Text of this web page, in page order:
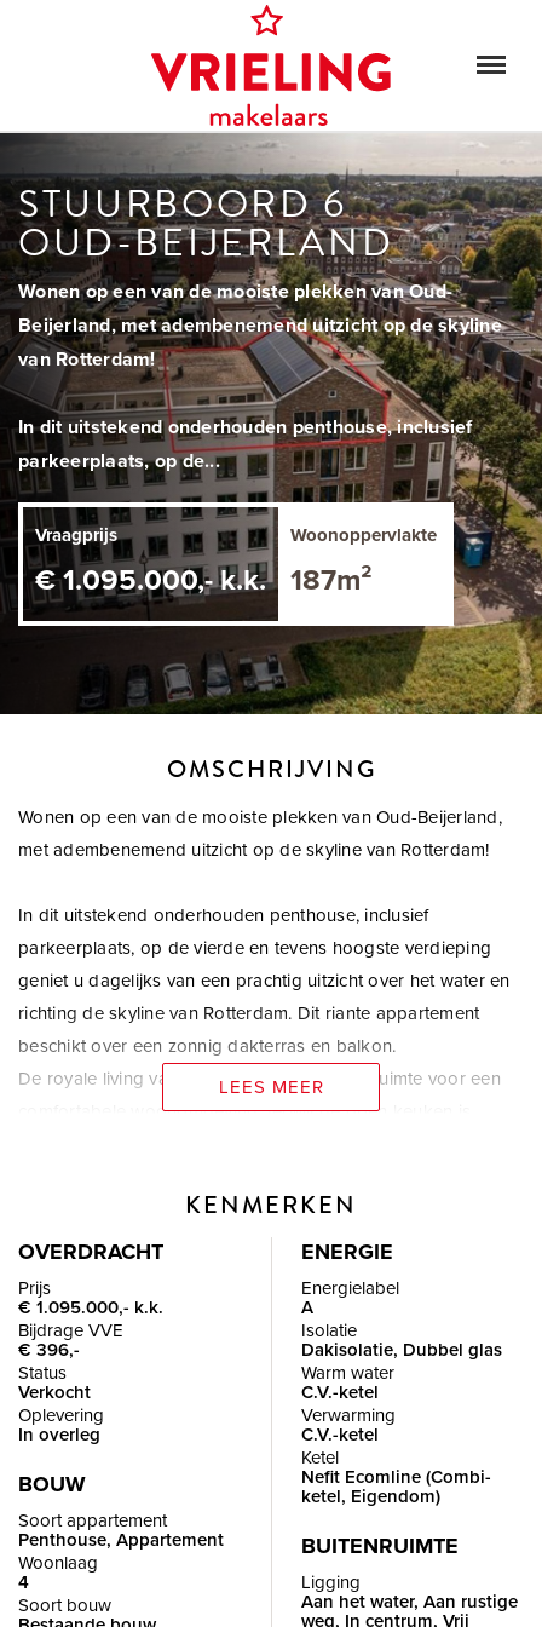
STUURBOORD 6
OUD-BEIJERLAND
Wonen op een van de mooiste plekken van Oud-
Beijerland, met adembenemend uitzicht op de skyline
van Rotterdam!
In dit uitstekend onderhouden penthouse, inclusief
parkeerplaats, op de...
Vraagprijs
€ 1.095.000,- k.k.
Woonoppervlakte
187m²
OMSCHRIJVING
Wonen op een van de mooiste plekken van Oud-Beijerland,
met adembenemend uitzicht op de skyline van Rotterdam!
In dit uitstekend onderhouden penthouse, inclusief
parkeerplaats, op de vierde en tevens hoogste verdieping
geniet u dagelijks van een prachtig uitzicht over het water en
richting de skyline van Rotterdam. Dit riante appartement
beschikt over een zonnig dakterras en balkon.
De royale living van circa 72m² biedt volop ruimte voor een
comfortabele woonomgeving, terwijl de open keuken is
badkamer ensuite, compleet met ligbad en douche, wat
bijdraagt aan het ultieme woonplezier.
Het appartement is gelegen midden in het sfeervolle centrum
van Oud-Beijerland met op loopafstand van goede
restaurants, gezellige terrassen en het winkelcentrum.
Watersportliefhebbers maar ook wandelaars kunnen hun hart
ophalen, de rivieren “Het Spui” en “Oude Maas” bieden
voldoende recreatie mogelijkheden. Het openbaar vervoer is
op loopafstand en zorgt er voor dat u binnen 20 minuten in
Rotterdam staat.
Kortom, wonen op een fantastische locatie met een prachtig
LEES MEER
KENMERKEN
OVERDRACHT
Prijs
€ 1.095.000,- k.k.
Bijdrage VVE
€ 396,-
Status
Verkocht
Oplevering
In overleg
BOUW
Soort appartement
Penthouse, Appartement
Woonlaag
4
Soort bouw
ENERGIE
Energielabel
A
Isolatie
Dakisolatie, Dubbel glas
Warm water
C.V.-ketel
Verwarming
C.V.-ketel
Ketel
Nefit Ecomline (Combi-
ketel, Eigendom)
BUITENRUIMTE
Ligging
Aan het water, Aan rustige
weg, In centrum, Vrij